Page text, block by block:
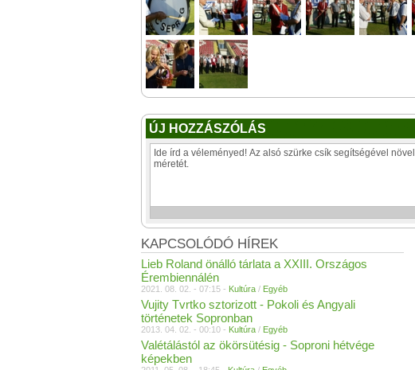
ÚJ HOZZÁSZÓLÁS
KAPCSOLÓDÓ HÍREK
Lieb Roland önálló tárlata a XXIII. Országos
Érembiennálén
2021. 08. 02. - 07:15 - Kultúra / Egyéb
Vujity Tvrtko sztorizott - Pokoli és Angyali
történetek Sopronban
2013. 04. 02. - 00:10 - Kultúra / Egyéb
Valétálástól az ökörsütésig - Soproni hétvége
képekben